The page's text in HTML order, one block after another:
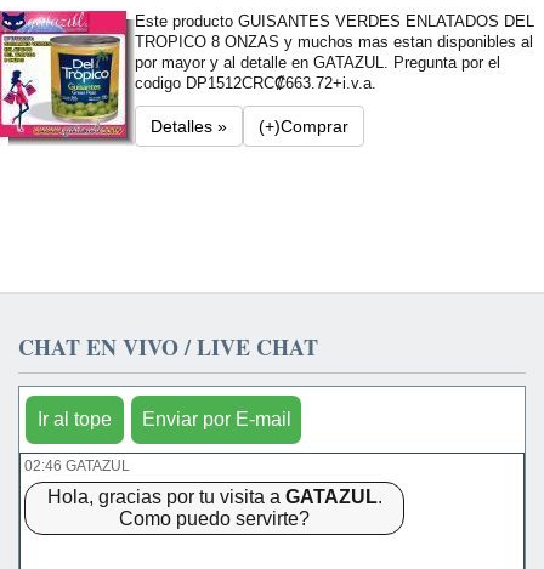
Este producto GUISANTES VERDES ENLATADOS DEL
TROPICO 8 ONZAS y muchos mas estan disponibles al
por mayor y al detalle en GATAZUL. Pregunta por el
codigo DP1512CRC₡663.72+i.v.a.
Detalles » (+)Comprar
CHAT EN VIVO / LIVE CHAT
Ir al tope Enviar por E-mail
02:46 GATAZUL
Hola, gracias por tu visita a GATAZUL.
Como puedo servirte?